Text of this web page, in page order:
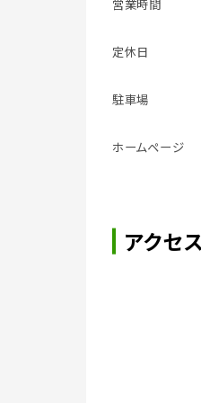
営業時間
定休日
駐車場
ホームページ
アクセス